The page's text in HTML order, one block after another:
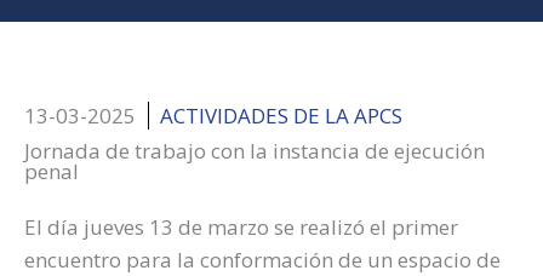
13-03-2025
ACTIVIDADES DE LA APCS
Jornada de trabajo con la instancia de ejecución
penal
El día jueves 13 de marzo se realizó el primer
encuentro para la conformación de un espacio de